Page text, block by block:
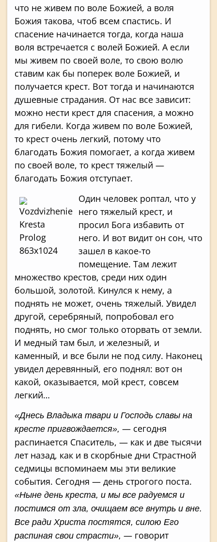
что не живем по воле Божией, а воля
Божия такова, чтоб всем спастись. И
спасение начинается тогда, когда наша
воля встречается с волей Божией. А если
мы живем по своей воле, то свою волю
ставим как бы поперек воле Божией, и
получается крест. Вот тогда и начинаются
душевные страдания. От нас все зависит:
можно нести крест для спасения, а можно
для гибели. Когда живем по воле Божией,
то крест очень легкий, потому что
благодать Божия помогает, а когда живем
по своей воле, то крест тяжелый —
благодать Божия отступает.
Один человек роптал, что у
него тяжелый крест, и
просил Бога избавить от
него. И вот видит он сон, что
зашел в какое-то
помещение. Там лежит
множество крестов, среди них один
большой, золотой. Кинулся к нему, а
поднять не может, очень тяжелый. Увидел
другой, серебря­ный, попробовал его
поднять, но смог только оторвать от земли.
И медный там был, и железный, и
каменный, и все были не под силу. Наконец
увидел деревянный, его поднял: вот он
какой, оказывается, мой крест, совсем
легкий…
«Днесь Владыка твари и Господь славы на
кресте пригвождается», — сегодня
распинается Спаситель, — как и две тысячи
лет назад, как и в скорбные дни Страстной
седмицы вспоминаем мы эти великие
события. Сегодня — день строгого поста.
«Ныне день креста, и мы все радуемся и
постимся от зла, очищаем все внутрь и вне.
Все ради Христа постятся, силою Его
распиная свои страсти», — говорит